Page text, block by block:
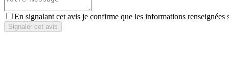
En signalant cet avis je confirme que les informations renseignées
Signaler cet avis